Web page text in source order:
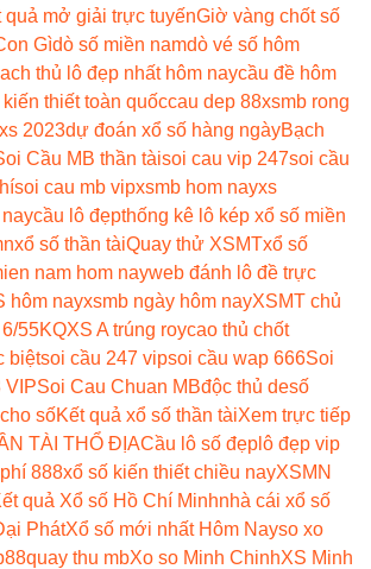
quả mở giải trực tuyếnGiờ vàng chốt số
Gìdò số miền namdò vé số hôm
thủ lô đẹp nhất hôm naycầu đề hôm
thiết toàn quốccau dep 88xsmb rong
2023dự đoán xổ số hàng ngàyBạch
Cầu MB thần tàisoi cau vip 247soi cầu
soi cau mb vipxsmb hom nayxs
cầu lô đẹpthống kê lô kép xổ số miền
xổ số thần tàiQuay thử XSMTxổ số
nam hom nayweb đánh lô đề trực
hôm nayxsmb ngày hôm nayXSMT chủ
55KQXS A trúng roycao thủ chốt
biệtsoi cầu 247 vipsoi cầu wap 666Soi
VIPSoi Cau Chuan MBđộc thủ desố
sốKết quả xổ số thần tàiXem trực tiếp
TÀI THỔ ĐỊACầu lô số đẹp lô đẹp vip
888xổ số kiến thiết chiều nayXSMN
quả Xổ số Hồ Chí Minhnhà cái xổ số
PhátXổ số mới nhất Hôm Nayso xo
quay thu mbXo so Minh ChinhXS Minh